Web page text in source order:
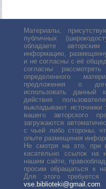
Материалы,
публичных
обладаете
информацию,
и не согласны с её
согласны
определенного
предложения о
использовать данный
действия
выкладывают источники
вашего авторского
загружаются
с чьей либо стороны,
опыте размещения
Не смотря на это, при
касательно ссылок
нашем сайте,
просим обращаться к
Для этого
vse.biblioteki@gmail.com.